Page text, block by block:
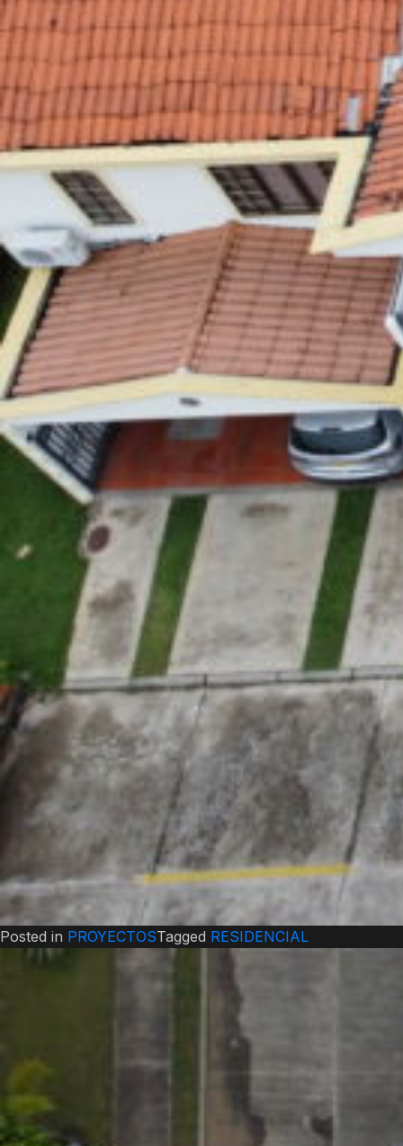
Posted in PROYECTOSTagged RESIDENCIAL